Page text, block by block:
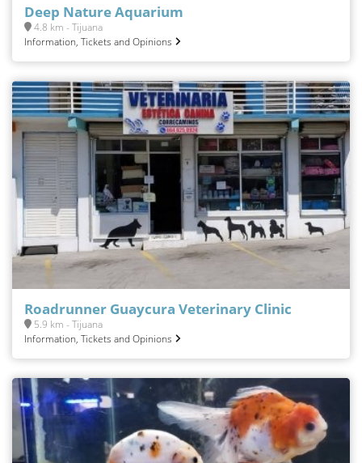
Deep Nature Aquarium
4.8 km - Tijuana
Information, Tickets and Opinions
Roadrunner Guaycura Veterinary Clinic
5.9 km - Tijuana
Information, Tickets and Opinions